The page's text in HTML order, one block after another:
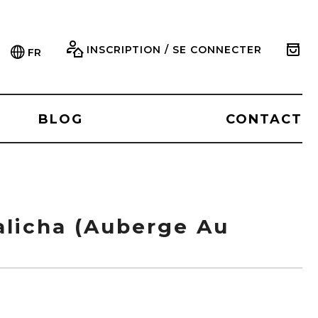
FR INSCRIPTION / SE CONNECTER
BLOG CONTACT
(Auberge Au